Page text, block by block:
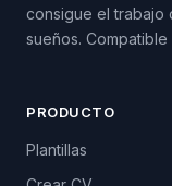
consigue el trabajo
sueños. Compatible
PRODUCTO
Plantillas